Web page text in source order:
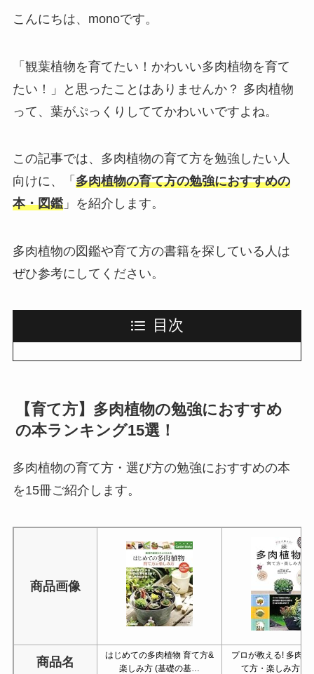
こんにちは、monoです。
「観葉植物を育てたい！かわいい多肉植物を育て
たい！」と思ったことはありませんか？ 多肉植物
って、葉がぷっくりしててかわいいですよね。
この記事では、多肉植物の育て方を勉強したい人
向けに、「 多肉植物の育て方の勉強におすすめの
本・図鑑」を紹介します。
多肉植物の図鑑や育て方の書籍を探している人は
ぜひ参考にしてください。
目次
【育て方】多肉植物の勉強におすすめ
の本ランキング15選！
多肉植物の育て方・選び方の勉強におすすめの本
を15冊ご紹介します。
商品画像
商品名
はじめての多肉植物 育て方&
楽しみ方 (基礎の基…
プロが教える! 多肉植
て方・楽しみ方